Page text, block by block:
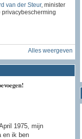
van der Steur, minister
Alles weergeven
1975, mijn
en ik ben